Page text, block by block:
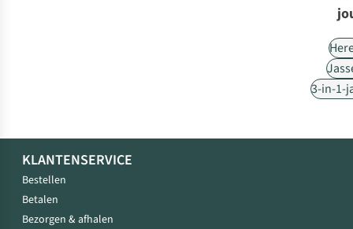
3-in-1-
KLANTENSERVICE
Bestellen
Betalen
Bezorgen & afhalen